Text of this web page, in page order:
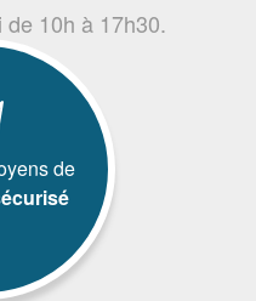
10h à 17h30.
de